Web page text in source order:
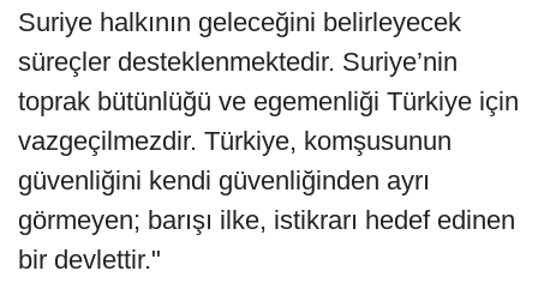
Suriye halkının geleceğini belirleyecek
süreçler desteklenmektedir. Suriye’nin
toprak bütünlüğü ve egemenliği Türkiye için
vazgeçilmezdir. Türkiye, komşusunun
güvenliğini kendi güvenliğinden ayrı
görmeyen; barışı ilke, istikrarı hedef edinen
bir devlettir."